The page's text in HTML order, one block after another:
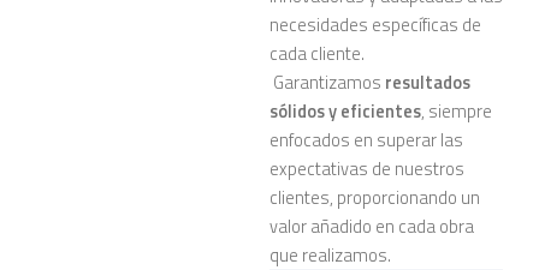
necesidades específicas de
cada cliente.
Garantizamos resultados
sólidos y eficientes, siempre
enfocados en superar las
expectativas de nuestros
clientes, proporcionando un
valor añadido en cada obra
que realizamos.